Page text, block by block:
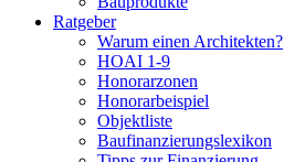
Ratgeber
Warum einen Architekten?
HOAI 1-9
Honorarzonen
Honorarbeispiel
Objektliste
Baufinanzierungslexikon